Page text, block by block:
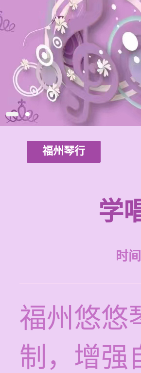
福州琴行
学
时
福州悠悠
制，增强